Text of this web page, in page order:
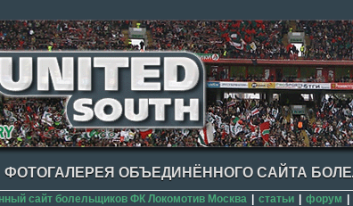
ФОТОГАЛЕРЕЯ ОБЪЕДИНЁННОГО САЙТА
сайт болельщиков ФК Локомотив Москва статьи форум